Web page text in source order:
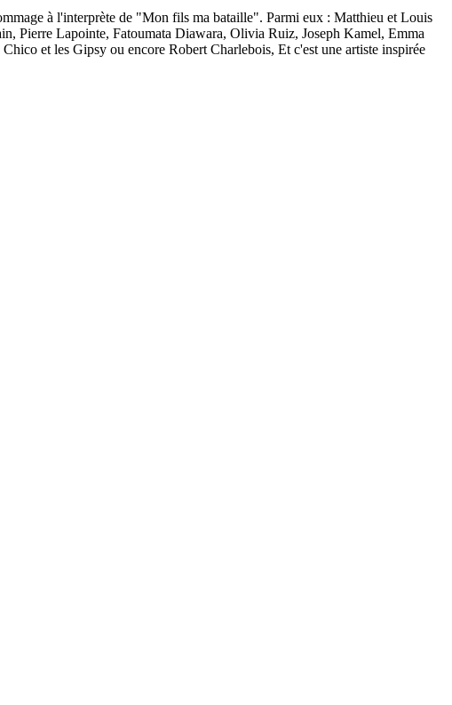
à l'interprète de "Mon fils ma bataille". Parmi eux : Matthieu et Louis
Pierre Lapointe, Fatoumata Diawara, Olivia Ruiz, Joseph Kamel, Emma
et les Gipsy ou encore Robert Charlebois, Et c'est une artiste inspirée